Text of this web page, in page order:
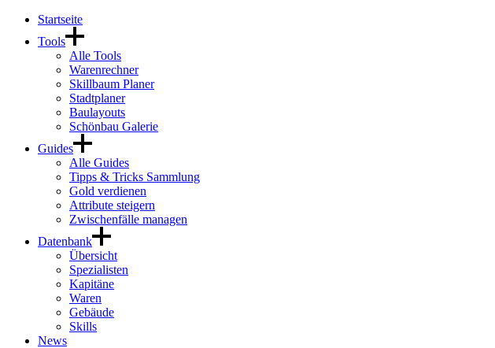
Startseite
Tools
Alle Tools
Warenrechner
Skillbaum Planer
Stadtplaner
Baulayouts
Schönbau Galerie
Guides
Alle Guides
Tipps & Tricks Sammlung
Gold verdienen
Attribute steigern
Zwischenfälle managen
Datenbank
Übersicht
Spezialisten
Kapitäne
Waren
Gebäude
Skills
News